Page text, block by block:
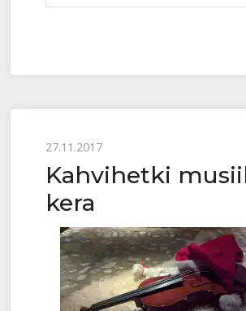
Posted
on
27.11.2017
Kahvihetki
kera